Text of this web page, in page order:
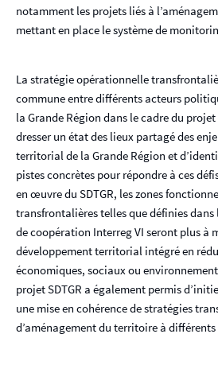
notamment les projets liés à
mettant en place le système de
La stratégie opérationnelle
commune entre différents acteurs
la Grande Région dans le cadre du projet
dresser un état des lieux partagé des
territorial de la Grande Région et
pistes concrètes pour répondre à ces
en œuvre du SDTGR, les zones
transfrontalières telles que définies
de coopération Interreg VI seront plus à
développement territorial intégré en
économiques, sociaux ou
projet SDTGR a également permis
une mise en cohérence de stratégies
d’aménagement du territoire à